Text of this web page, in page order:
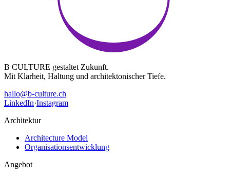
B CULTURE gestaltet Zukunft.
Mit Klarheit, Haltung und architektonischer Tiefe.
hallo@b-culture.ch
LinkedIn·Instagram
Architektur
Architecture Model
Organisationsentwicklung
Angebot